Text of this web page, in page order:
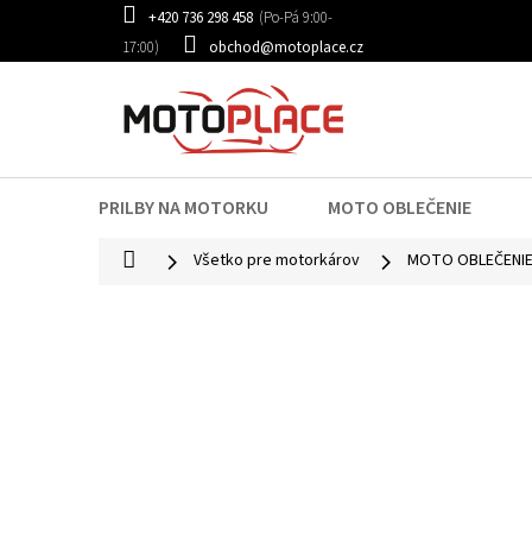
+420 736 298 458
obchod@motoplace.cz
PRILBY NA MOTORKU MOTO OBLEČENIE
DomovVšetko pre motorkárov MOTO OBLEČENIE